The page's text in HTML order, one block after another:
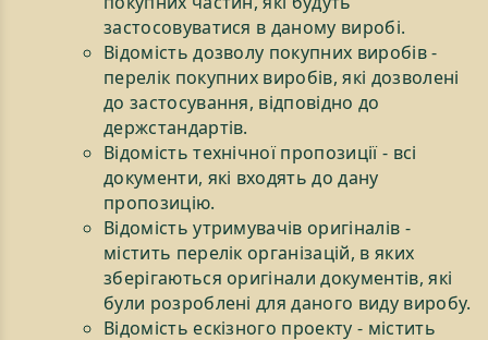
застосовуватися в даному виробі.
Відомість дозволу покупних виробів -
перелік покупних виробів, які дозволені
до застосування, відповідно до
держстандартів.
Відомість технічної пропозиції - всі
документи, які входять до дану
пропозицію.
Відомість утримувачів оригіналів -
містить перелік організацій, в яких
зберігаються оригінали документів, які
були розроблені для даного виду виробу.
Відомість ескізного проекту - містить